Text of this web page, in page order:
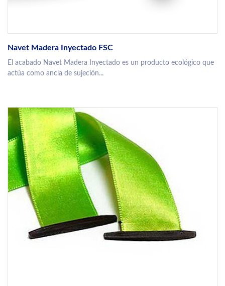
Navet Madera Inyectado FSC
El acabado Navet Madera Inyectado es un producto ecológico que
actúa como ancla de sujeción...